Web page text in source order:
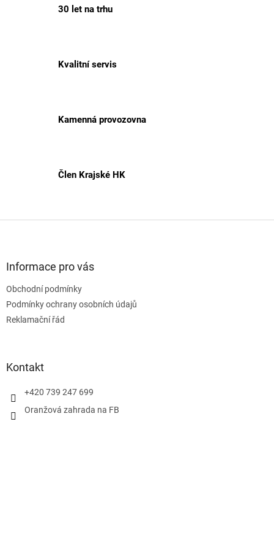
30 let na trhu
Kvalitní servis
Kamenná provozovna
Člen Krajské HK
Informace pro vás
Obchodní podmínky
Podmínky ochrany osobních údajů
Reklamační řád
Kontakt
+420 739 247 699
Oranžová zahrada na FB